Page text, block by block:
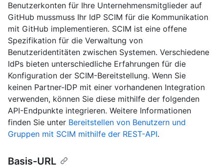
Benutzerkonten für Ihre Unternehmensmitglieder auf
GitHub mussmuss Ihr IdP SCIM für die Kommunikation
mit GitHub implementieren. SCIM ist eine offene
Spezifikation für die Verwaltung von
Benutzeridentitäten zwischen Systemen. Verschiedene
IdPs bieten unterschiedliche Erfahrungen für die
Konfiguration der SCIM-Bereitstellung. Wenn Sie
keinen Partner-IDP mit einer vorhandenen Integration
verwenden, können Sie diese mithilfe der folgenden
API-Endpunkte integrieren. Weitere Informationen
finden Sie unter Bereitstellen von Benutzern und
Gruppen mit SCIM mithilfe der REST-API.
Basis-URL